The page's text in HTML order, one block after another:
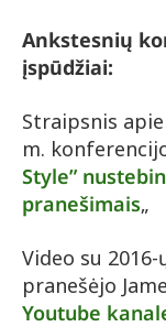
Ankstesnių
įspūdžiai:
Straipsnis
m.
Style”
pranešimais„
Video su
pranešėjo
Youtube